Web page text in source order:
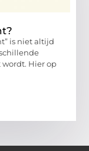
is niet altijd
Hier op